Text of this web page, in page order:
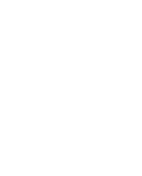
La Navidad es una
Málaga está semana
.
y 20 de diciembre en
operativa en horario de
esta campaña